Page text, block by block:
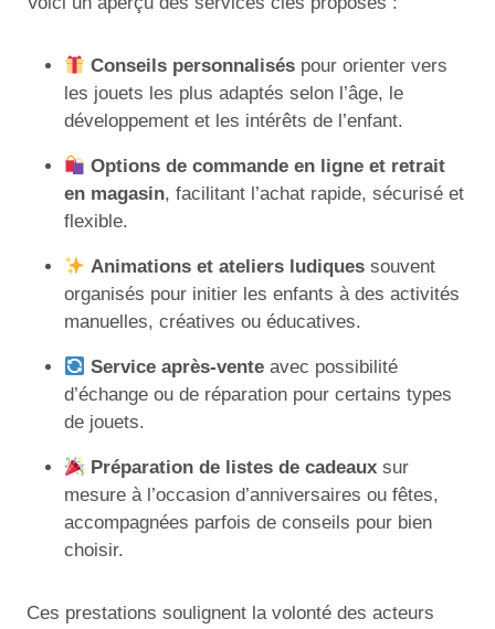
Conseils personnalisés pour orienter vers
les jouets les plus adaptés selon l’âge, le
développement et les intérêts de l’enfant.
Options de commande en ligne et retrait
en magasin, facilitant l’achat rapide, sécurisé et
flexible.
Animations et ateliers ludiques souvent
organisés pour initier les enfants à des activités
manuelles, créatives ou éducatives.
Service après-vente avec possibilité
d’échange ou de réparation pour certains types
de jouets.
Préparation de listes de cadeaux sur
mesure à l’occasion d’anniversaires ou fêtes,
accompagnées parfois de conseils pour bien
choisir.
Ces prestations soulignent la volonté des acteurs